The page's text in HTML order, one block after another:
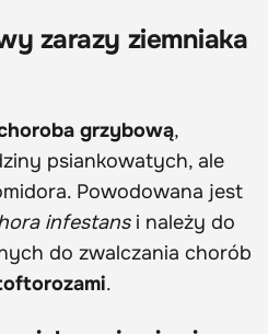
zarazy ziemniaka
grzybową,
psiankowatych, ale
Powodowana jest
infestansi należy do
do zwalczania chorób
.